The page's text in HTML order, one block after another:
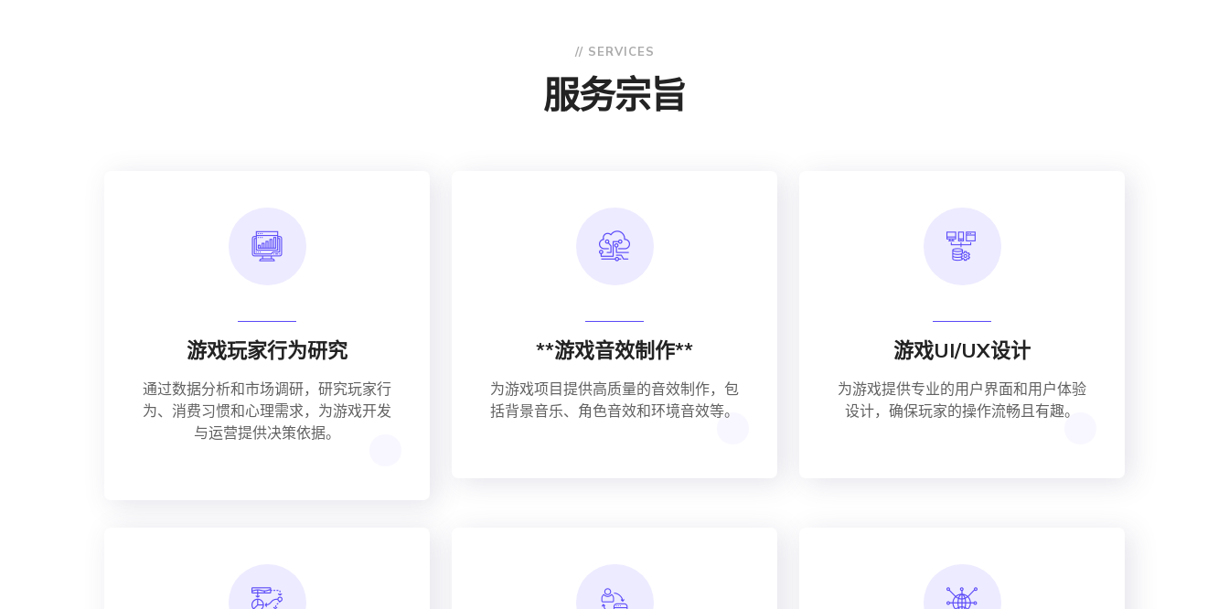
// SERVICES
服务宗旨
游戏玩家行为研究
通过数据分析和市场调研，研究玩家行
为、消费习惯和心理需求，为游戏开发
与运营提供决策依据。
**游戏音效制作**
为游戏项目提供高质量的音效制作，包
括背景音乐、角色音效和环境音效等。
游戏UI/UX设计
为游戏提供专业的用户界面和用户体验
设计，确保玩家的操作流畅且有趣。